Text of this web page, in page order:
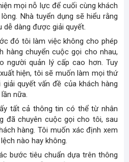
mọi nỗ lực để cuối cùng khách
Nhà tuyển dụng sẽ hiểu rằng
dễ dàng được giải quyết.
đó tôi làm việc không cho phép
hàng chuyển cuộc gọi cho nhau,
người quản lý cấp cao hơn. Tuy
hiện, tôi sẽ muốn làm mọi thứ
quyết vấn đề của khách hàng
nữa.
tất cả thông tin có thể từ nhân
đã chuyên cuộc gọi cho tôi, sau
hàng. Tôi muốn xác định xem
nào hay không.
bước tiêu chuẩn dựa trên thông